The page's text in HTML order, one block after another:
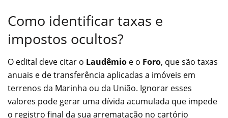
Como identificar taxas e
impostos ocultos?
O edital deve citar o Laudêmio e o Foro, que são taxas
anuais e de transferência aplicadas a imóveis em
terrenos da Marinha ou da União. Ignorar esses
valores pode gerar uma dívida acumulada que impede
o registro final da sua arrematação no cartório